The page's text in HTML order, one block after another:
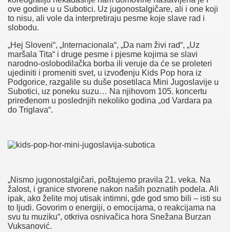
ove godine u u Subotici. Uz jugonostalgičare, ali i one koji
to nisu, ali vole da interpretiraju pesme koje slave rad i
slobodu.
„Hej Sloveni“, „Internacionala“, „Da nam živi rad“, „Uz
maršala Tita“ i druge pesme i pjesme kojima se slavi
narodno-oslobodilačka borba ili veruje da će se proleteri
ujediniti i promeniti svet, u izvođenju Kids Pop hora iz
Podgorice, razgalile su duše posetilaca Mini Jugoslavije u
Subotici, uz poneku suzu… Na njihovom 105. koncertu
priređenom u poslednjih nekoliko godina „od Vardara pa
do Triglava“.
„Nismo jugonostalgičari, poštujemo pravila 21. veka. Na
žalost, i granice stvorene nakon naših poznatih podela. Ali
ipak, ako želite moj utisak intimni, gde god smo bili – isti su
to ljudi. Govorim o energiji, o emocijama, o reakcijama na
svu tu muziku“, otkriva osnivačica hora Snežana Burzan
Vuksanović.
functionalities and security features of the website. These cookies do
not store any personal information.
Non-necessary
Non-necessary
Any cookies that may not be particularly necessary for the website to
function and is used specifically to collect user personal data via
analytics, ads, other embedded contents are termed as non-necessary
cookies. It is mandatory to procure user consent prior to running these
cookies on your website.
SAVE & ACCEPT
Naslovna
Galerije